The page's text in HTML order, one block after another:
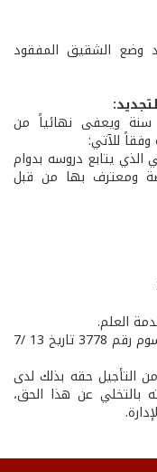
وضع الشقيق المفقود
سنة ويعفى نهائياً من
للآتي:
الذي يتابع دروسه بدوام
ومعترف بها من قبل
العلم.
المادة الثالثة: تعدل المادة الثالثة من المرسوم رقم 3778 تاريخ 13 /7
التأجيل حقه بذلك لدى
بالتخلي عن هذا الحق،